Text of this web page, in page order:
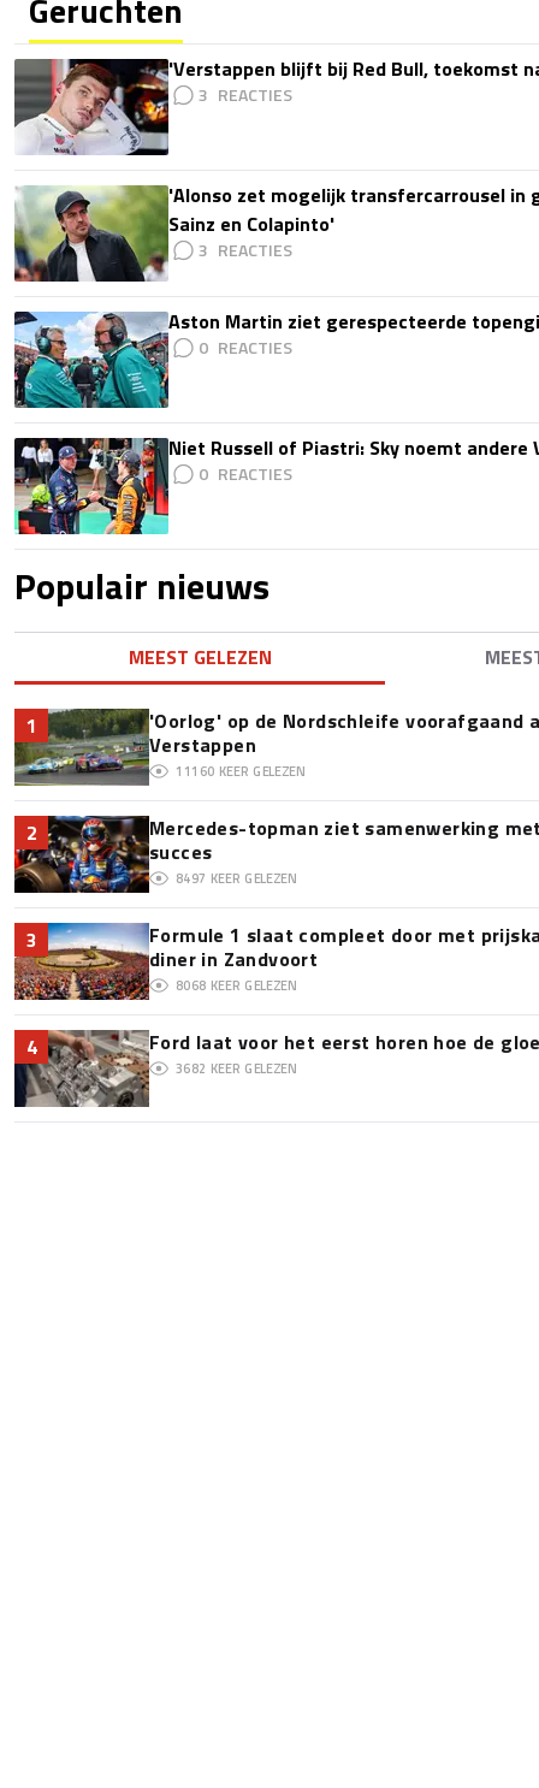
Geruchten
'Verstappen blijft bij Red Bull, toekomst
3
'Alonso zet mogelijk transfercarrousel in
Sainz en Colapinto'
3
Aston Martin ziet gerespecteerde
0
Niet Russell of Piastri: Sky noemt
0
Populair nieuws
MEEST GELEZEN
1
'Oorlog' op de Nordschleife voorafgaand
Verstappen
11160 KEER GELEZEN
2
Mercedes-topman ziet samenwerking
succes
8497 KEER GELEZEN
3
Formule 1 slaat compleet door met
diner in Zandvoort
8068 KEER GELEZEN
4 Ford laat voor het eerst horen hoe de
3682 KEER GELEZEN